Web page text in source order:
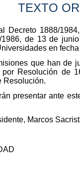
TEXTO
Decreto 1888/
de 13 de
en
que han
por Resolución
Resolución.
presentar ante
Marcos